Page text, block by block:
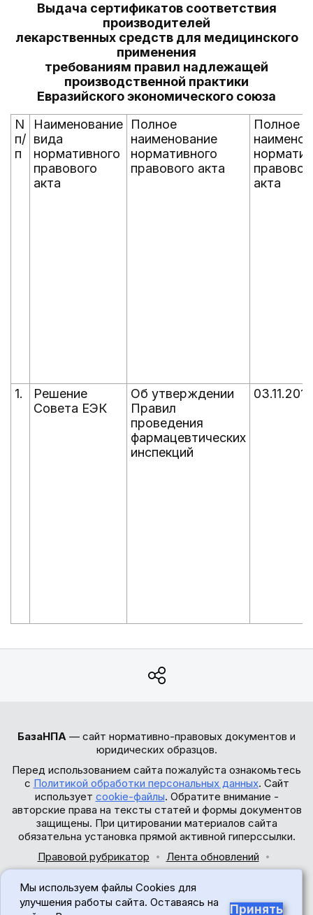
Выдача сертификатов соответствия
производителей
лекарственных средств для медицинского
применения
требованиям правил надлежащей
производственной практики
Евразийского экономического союза
N
п/
п
Наименование
вида
нормативного
правового
акта
Полное
наименование
нормативного
правового акта
Полное
акта
1.
Решение
Совета ЕЭК
Об утверждении
Правил
проведения
фармацевтических
инспекций
03.11.2016
БазаНПА — сайт нормативно-правовых документов и
юридических образцов.
Перед использованием сайта пожалуйста ознакомьтесь
с Политикой обработки персональных данных. Сайт
использует cookie-файлы. Обратите внимание -
авторские права на тексты статей и формы документов
защищены. При цитировании материалов сайта
обязательна установка прямой активной гиперссылки.
Правовой рубрикатор
Лента обновлений
© 2017-2026
Мы используем файлы Cookies для
улучшения работы сайта. Оставаясь на
Принять